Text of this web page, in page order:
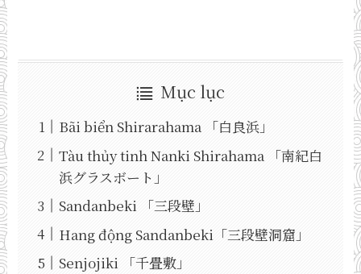
Mục lục
Bãi biển Shirarahama 「白良浜」
Tàu thủy tinh Nanki Shirahama 「南紀白
浜グラスボート」
Sandanbeki 「三段壁」
Hang động Sandanbeki「三段壁洞窟」
Senjojiki 「千畳敷」